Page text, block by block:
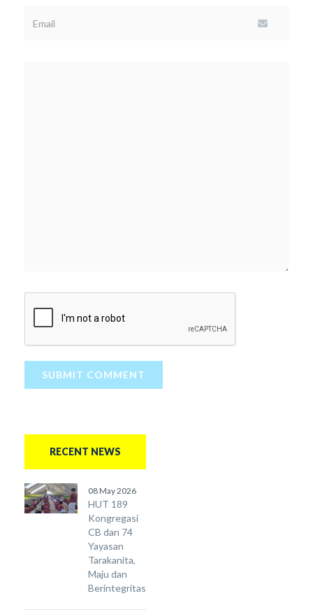
SUBMIT COMMENT
RECENT NEWS
08 May 2026
HUT 189
Kongregasi
CB dan 74
Yayasan
Tarakanita,
Maju dan
Berintegritas